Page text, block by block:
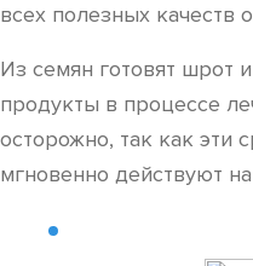
всех полезных качеств
Из семян готовят шрот
продукты в процессе
осторожно, так как эти
мгновенно действуют